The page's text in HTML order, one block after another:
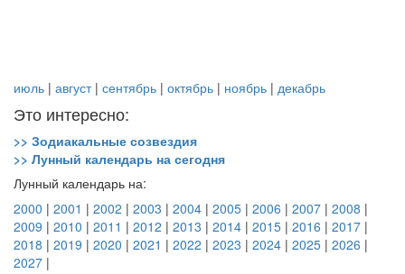
июль | август| сентябрь | октябрь | ноябрь | декабрь
Это интересно:
>> Зодиакальные созвездия
>> Лунный календарь на сегодня
Лунный календарь на:
2000 | 2001 | 2002 | 2003 | 2004 | 2005 | 2006 | 2007 | 2008 |
2009 | 2010 | 2011 | 2012 | 2013 | 2014 | 2015 | 2016 | 2017 |
2018 | 2019 | 2020 | 2021 | 2022 | 2023 | 2024 | 2025 | 2026 |
2027 |